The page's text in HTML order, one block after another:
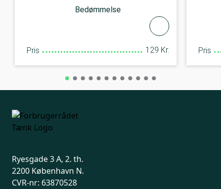
Bedømmelse
Pris 129 Kr. Pris
Ryesgade 3 A, 2. th.
2200 København N.
CVR-nr: 63870528